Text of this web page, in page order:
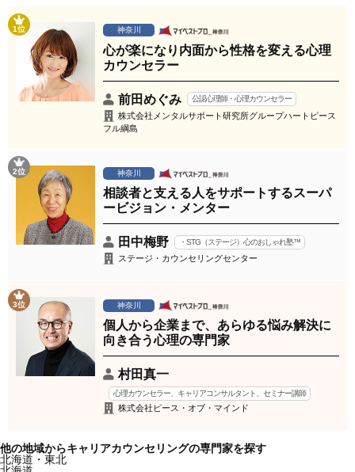
1位 神奈川
心が楽になり内面から性格を変える心理
カウンセラー
前田めぐみ 公認心理師・心理カウンセラー
株式会社メンタルサポート研究所グループハートピース
フル綱島
2位 神奈川
相談者と支える人をサポートするスーパ
ービジョン・メンター
田中梅野 ・STG（ステージ）心のおしゃれ塾™
ステージ・カウンセリングセンター
3位 神奈川
個人から企業まで、あらゆる悩み解決に
向き合う心理の専門家
村田真一
心理カウンセラー、キャリアコンサルタント、セミナー講師
株式会社ピース・オブ・マインド
他の地域からキャリアカウンセリングの専門家を探す
北海道・東北